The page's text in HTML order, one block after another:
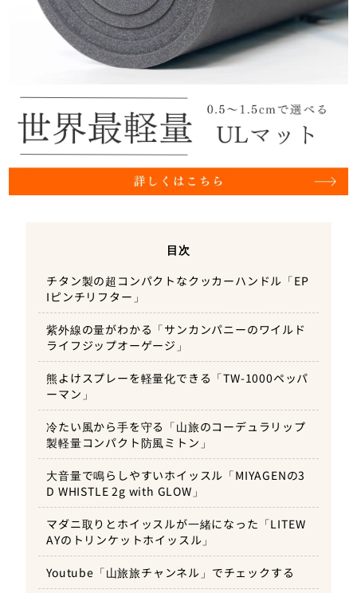
目次
チタン製の超コンパクトなクッカーハンドル「EP
Iピンチリフター」
紫外線の量がわかる「サンカンパニーのワイルド
ライフジップオーゲージ」
熊よけスプレーを軽量化できる「TW-1000ペッパ
ーマン」
冷たい風から手を守る「山旅のコーデュラリップ
製軽量コンパクト防風ミトン」
大音量で鳴らしやすいホイッスル「MIYAGENの3
D WHISTLE 2g with GLOW」
マダニ取りとホイッスルが一緒になった「LITEW
AYのトリンケットホイッスル」
Youtube「山旅旅チャンネル」でチェックする